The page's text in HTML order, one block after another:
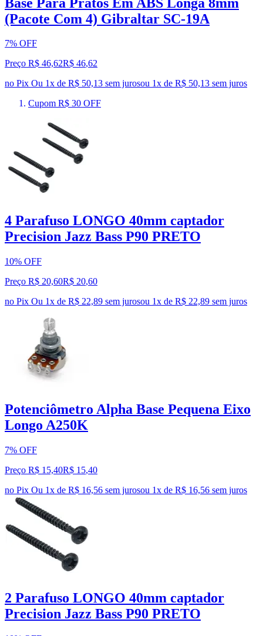
(Pacote Com 4) Gibraltar SC-19A
7% OFF
Preço R$ 46,62R$ 46,62
no Pix Ou 1x de R$ 50,13 sem jurosou 1x de R$ 50,13 sem juros
Cupom R$ 30 OFF
4 Parafuso LONGO 40mm captador
Precision Jazz Bass P90 PRETO
10% OFF
Preço R$ 20,60R$ 20,60
no Pix Ou 1x de R$ 22,89 sem jurosou 1x de R$ 22,89 sem juros
Potenciômetro Alpha Base Pequena Eixo
Longo A250K
7% OFF
Preço R$ 15,40R$ 15,40
no Pix Ou 1x de R$ 16,56 sem jurosou 1x de R$ 16,56 sem juros
2 Parafuso LONGO 40mm captador
Precision Jazz Bass P90 PRETO